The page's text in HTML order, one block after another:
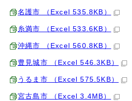
名護市 （Excel 535.8KB）
糸満市 （Excel 533.6KB）
沖縄市 （Excel 560.8KB）
豊見城市 （Excel 546.3KB）
うるま市 （Excel 575.5KB）
宮古島市 （Excel 3.4MB）